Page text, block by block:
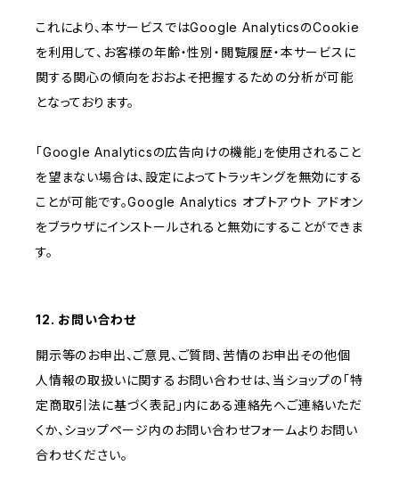
これにより、本サービスではGoogle AnalyticsのCookie
を利用して、お客様の年齢・性別・閲覧履歴・本サービスに
関する関心の傾向をおおよそ把握するための分析が可能
となっております。
「Google Analyticsの広告向けの機能」を使用されること
を望まない場合は、設定によってトラッキングを無効にする
ことが可能です。Google Analytics オプトアウト アドオン
をブラウザにインストールされると無効にすることができま
す。
12. お問い合わせ
開示等のお申出、ご意見、ご質問、苦情のお申出その他個
人情報の取扱いに関するお問い合わせは、当ショップの「特
定商取引法に基づく表記」内にある連絡先へご連絡いただ
くか、ショップページ内のお問い合わせフォームよりお問い
合わせください。